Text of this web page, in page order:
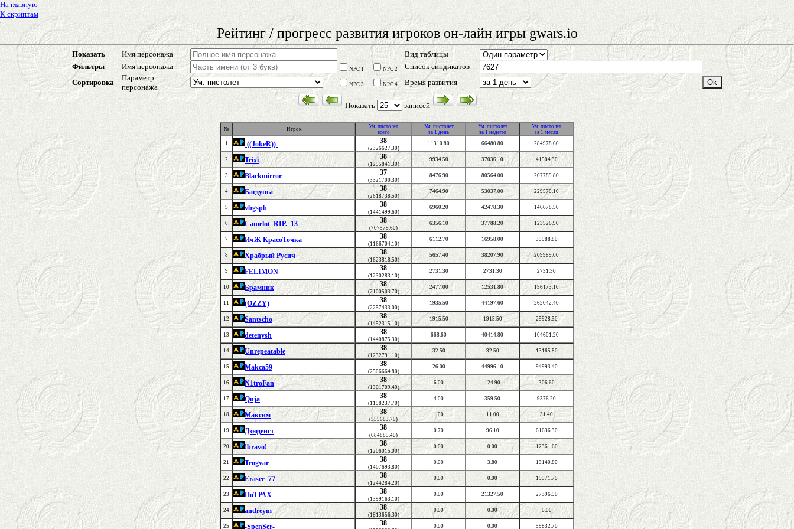
На главную
К скриптам
Рейтинг / прогресс развития игроков он-лайн игры gwars.io
Показать Имя персонажа
Вид таблицы
Фильтры
Имя персонажа NPC 1 NPC 2
Список синдикатов
Сортировка
Параметр
персонажа
NPC 3 NPC 4 Время развития
Показать записей
№ Игрок
Ум. пистолет
всего
Ум. пистолет
за 1 день
Ум. пистолет
за 1 неделю
Ум. пистолет
за 1 месяц
1
-((JokeR))- 38
(2326627.30)
11310.80 66480.80 284978.60
2 Trixi 38
(1255841.30)
9934.50 37036.10 41504.30
3 Blackmirror 37
(3321700.30)
8476.90 80564.00 207789.80
4 Багдунга 38
(2618738.50)
7464.90 53037.00 229570.10
5 vbgspb 38
(1441499.60)
6960.20 42478.30 146678.50
6 Camelot_RIP._13 38
(707579.60)
6356.10 37788.20 123526.90
7 ИчЖ КрасоТочка 38
(1166704.10)
6112.70 16958.00 35988.80
8 Храбрый Русич 38
(1623818.50)
5657.40 38207.90 209989.00
9 FELIMON 38
(1230283.10)
2731.30 2731.30 2731.30
10 Брамник 38
(2100503.70)
2477.00 12531.80 156173.10
11 (OZZY) 38
(2257433.00)
1935.50 44197.60 262042.40
12 Santscho 38
(1452315.10)
1915.50 1915.50 25928.50
13 detenysh 38
(1440875.30)
668.60 40414.80 104601.20
14 Unrepeatable 38
(1232791.10)
32.50 32.50 13165.80
15 Makca59 38
(2506664.80)
26.00 44996.10 94993.40
16 N1troFan 38
(1301709.40)
6.00 124.90 306.60
17 Quja 38
(1198237.70)
4.00 359.50 9376.20
18 Максим 38
(555683.70)
1.00 11.00 31.40
19 Дзюдеист 38
(684885.40)
0.70 96.10 61636.30
20 !bravo! 38
(1206015.00)
0.00 0.00 12361.60
21 Trogvar 38
(1407693.80)
0.00 3.80 13140.80
22 Eraser_77 38
(1244284.20)
0.00 0.00 19571.70
23 ПоТРАХ 38
(1399163.10)
0.00 21327.50 27396.90
24 andreym 38
(1813656.30)
0.00 0.00 0.00
25 -SpenSer- 38 0.00 0.00 59832.70